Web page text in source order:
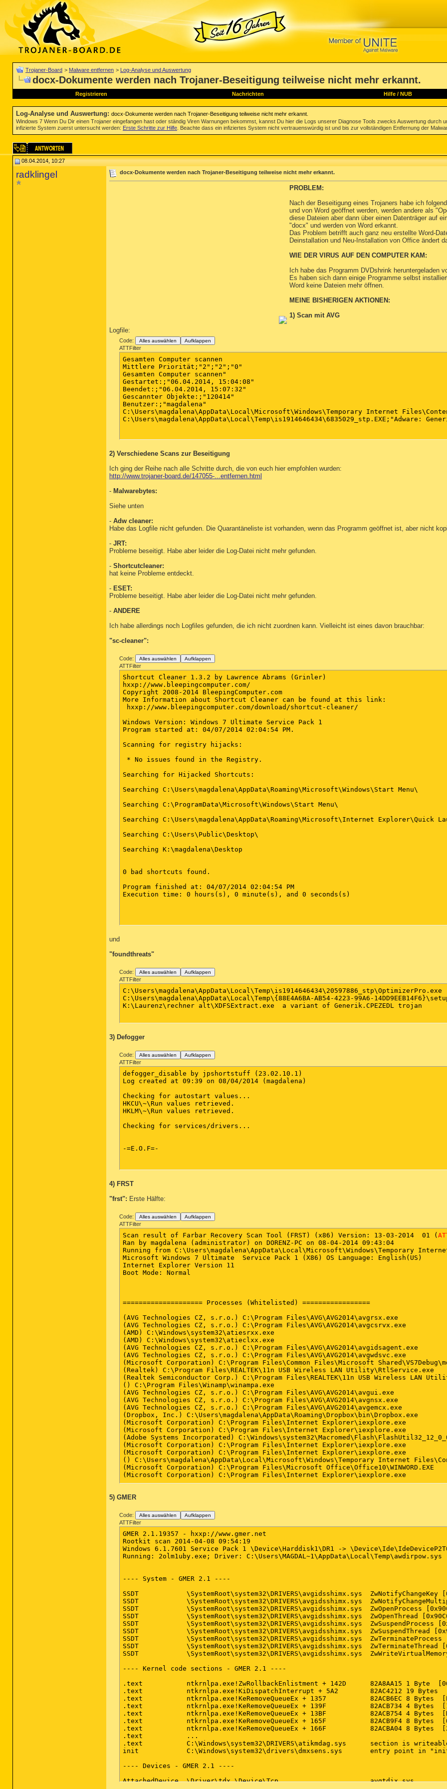
Trojaner-Board > Malware entfernen > Log-Analyse und Auswertung
docx-Dokumente werden nach Trojaner-Beseitigung teilweise nicht mehr erkannt.
Registrieren Nachrichten Hilfe/ NUB
Log-Analyse und Auswertung: docx-Dokumente werden nach Trojaner-Beseitigung teilweise nicht mehr erkannt.
Windows 7 Wenn Du Dir einen Trojaner eingefangen hast oder ständig Viren Warnungen bekommst, kannst Du hier die Logs unserer Diagnose Tools zwecks Auswertung
infizierte System zuerst untersucht werden: Erste Schritte zur Hilfe . Beachte dass ein infiziertes System nicht vertrauenswürdig ist und bis zur vollständigen Entfernung der
08.04.2014, 10:27
radklingel docx-Dokumente werden nach Trojaner-Beseitigung teilweise nicht mehr erkannt.
PROBLEM:
Nach der Beseitigung eines Trojaners habe ich
und von Word geöffnet werden, werden andere als
diese Dateien aber dann über einen Datenträger auf
"docx" und werden von Word erkannt.
Das Problem betrifft auch ganz neu erstellte Word-
Deinstallation und Neu-Installation von Office ändert
WIE DER VIRUS AUF DEN COMPUTER KAM:
Ich habe das Programm DVDshrink heruntergeladen
Es haben sich dann einige Programme selbst
Word keine Dateien mehr öffnen.
MEINE BISHERIGEN AKTIONEN:
1) Scan mit AVG
Logfile:
Code: Alles auswählen Aufklappen
ATTFilter
Gesamten Computer scannen
Mittlere Priorität;"2";"2";"0"
Gesamten Computer scannen"
Gestartet:;"06.04.2014, 15:04:08"
Beendet:;"06.04.2014, 15:07:32"
Gescannter Objekte:;"120414"
Benutzer:;"magdalena"
C:\Users\magdalena\AppData\Local\Microsoft\Windows\Temporary Internet
C:\Users\magdalena\AppData\Local\Temp\is1914646434\6835029_stp.EXE;"Adware:
2) Verschiedene Scans zur Beseitigung
Ich ging der Reihe nach alle Schritte durch, die von euch hier empfohlen wurden:
http://www.trojaner-board.de/147055-...entfernen.html
- Malwarebytes:
Siehe unten
- Adw cleaner:
Habe das Logfile nicht gefunden. Die Quarantäneliste ist vorhanden, wenn das Programm geöffnet ist, aber nicht
- JRT:
Probleme beseitigt. Habe aber leider die Log-Datei nicht mehr gefunden.
- Shortcutcleaner:
hat keine Probleme entdeckt.
- ESET:
Probleme beseitigt. Habe aber leider die Log-Datei nicht mehr gefunden.
- ANDERE
Ich habe allerdings noch Logfiles gefunden, die ich nicht zuordnen kann. Vielleicht ist eines davon brauchbar:
"sc-cleaner":
Code: Alles auswählen Aufklappen
ATTFilter
Shortcut Cleaner 1.3.2 by Lawrence Abrams (Grinler)
hxxp://www.bleepingcomputer.com/
Copyright 2008-2014 BleepingComputer.com
More Information about Shortcut Cleaner can be found at this link:
hxxp://www.bleepingcomputer.com/download/shortcut-cleaner/
Windows Version: Windows 7 Ultimate Service Pack 1
Program started at: 04/07/2014 02:04:54 PM.
Scanning for registry hijacks:
* No issues found in the Registry.
Searching for Hijacked Shortcuts:
Searching C:\Users\magdalena\AppData\Roaming\Microsoft\Windows\Start Menu\
Searching C:\ProgramData\Microsoft\Windows\Start Menu\
Searching C:\Users\magdalena\AppData\Roaming\Microsoft\Internet Explorer\Quick
Searching C:\Users\Public\Desktop\
Searching K:\magdalena\Desktop
0 bad shortcuts found.
Program finished at: 04/07/2014 02:04:54 PM
Execution time: 0 hours(s), 0 minute(s), and 0 seconds(s)
und
"foundthreats"
Code: Alles auswählen Aufklappen
ATTFilter
C:\Users\magdalena\AppData\Local\Temp\is1914646434\20597886_stp\OptimizerPro.exe	a variant of Win32/SpeedingUpMyPC.H application
C:\Users\magdalena\AppData\Local\Temp\{88E4A6BA-AB54-4223-99A6-14DD9EEB14F6}\setup.exe	multiple
K:\Laurenz\rechner alt\XDFSExtract.exe	a variant of Generik.CPEZEDL trojan
3) Defogger
Code: Alles auswählen Aufklappen
ATTFilter
defogger_disable by jpshortstuff (23.02.10.1)
Log created at 09:39 on 08/04/2014 (magdalena)
Checking for autostart values...
HKCU\~\Run values retrieved.
HKLM\~\Run values retrieved.
Checking for services/drivers...
-=E.O.F=-
4) FRST
"frst": Erste Hälfte:
Code: Alles auswählen Aufklappen
ATTFilter
Scan result of Farbar Recovery Scan Tool (FRST) (x86) Version: 13-03-2014  01 (
5) GMER
Code: Alles auswählen Aufklappen
ATTFilter
GMER 2.1.19357 - hxxp://www.gmer.net
Rootkit scan 2014-04-08 09:54:19
Windows 6.1.7601 Service Pack 1 \Device\Harddisk1\DR1 ->
Running: 2olm1uby.exe; Driver: C:\Users\MAGDAL~1\AppData\Local\Temp\awdirpow.sys
---- System - GMER 2.1 ----
SSDT            \SystemRoot\system32\DRIVERS\avgidsshimx.sys  ZwNotifyChangeKey
SSDT            \SystemRoot\system32\DRIVERS\avgidsshimx.sys
SSDT            \SystemRoot\system32\DRIVERS\avgidsshimx.sys  ZwOpenProcess
SSDT            \SystemRoot\system32\DRIVERS\avgidsshimx.sys  ZwOpenThread
SSDT            \SystemRoot\system32\DRIVERS\avgidsshimx.sys  ZwSuspendProcess
SSDT            \SystemRoot\system32\DRIVERS\avgidsshimx.sys  ZwSuspendThread
SSDT            \SystemRoot\system32\DRIVERS\avgidsshimx.sys  ZwTerminateProcess
SSDT            \SystemRoot\system32\DRIVERS\avgidsshimx.sys  ZwTerminateThread
SSDT            \SystemRoot\system32\DRIVERS\avgidsshimx.sys  ZwWriteVirtualMemory
---- Kernel code sections - GMER 2.1 ----
.text           ntkrnlpa.exe!ZwRollbackEnlistment + 142D      82A8AA15 1 Byte
.text           ntkrnlpa.exe!KiDispatchInterrupt + 5A2        82AC4212 19 Bytes  [E0,
.text           ntkrnlpa.exe!KeRemoveQueueEx + 1357           82ACB6EC 8 Bytes
.text           ntkrnlpa.exe!KeRemoveQueueEx + 139F           82ACB734 4 Bytes
.text           ntkrnlpa.exe!KeRemoveQueueEx + 13BF           82ACB754 4 Bytes
.text           ntkrnlpa.exe!KeRemoveQueueEx + 165F           82ACB9F4 8 Bytes
.text           ntkrnlpa.exe!KeRemoveQueueEx + 166F           82ACBA04 8 Bytes
.text           ...
.text           C:\Windows\system32\DRIVERS\atikmdag.sys      section is writeable
init            C:\Windows\system32\drivers\dmxsens.sys       entry point in "init"
---- Devices - GMER 2.1 ----
AttachedDevice  \Driver\tdx \Device\Tcp                       avgtdix.sys